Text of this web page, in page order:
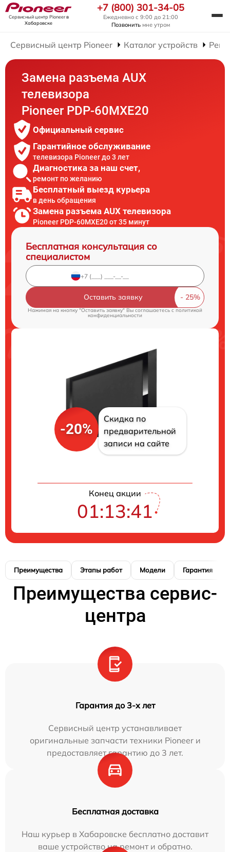
Сервисный центр Pioneerв
Хабаровске
+7 (800) 301-34-05
Ежедневно с 9:00 до 21:00
Позвонить мне утром
Сервисный центр Pioneer Каталог устройств
Замена разъема AUX
телевизора
Pioneer PDP-60MXE20
Официальный сервис
Гарантийное обслуживание
телевизора Pioneer до 3 лет
Диагностика за наш счет,
ремонт по желанию
Бесплатный выезд курьера
в день обращения
Замена разъема AUX телевизора
Pioneer PDP-60MXE20 от 35 минут
Бесплатная консультация со
специалистом
Оставить заявку
Нажимая на кнопку "Оставить заявку" Вы соглашаетесь cполитикой
конфиденциальности
-20%
Скидка по
предварительной
записи на сайте
Конец акции
01:13:40
Преимущества Этапы работ Модели Гарантия
Преимущества сервис-
центра
Гарантия до 3-х лет
Сервисный центр устанавливает
оригинальные запчасти техники Pioneer и
предоставляет гарантию до 3 лет.
Бесплатная доставка
Наш курьер в Хабаровске бесплатно доставит
ваше устройство на ремонт и обратно.